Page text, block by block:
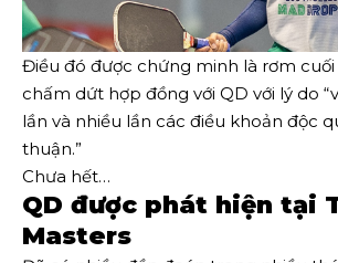
Điều đó được chứng minh là rơm cuối
chấm dứt hợp đồng với QD với lý do
lần và nhiều lần các điều khoản độc
thuận.”
Chưa hết…
QD được phát hiện tại
Masters